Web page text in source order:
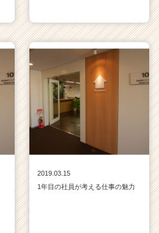
2019.03.15
1年目の社員が考える仕事の魅力